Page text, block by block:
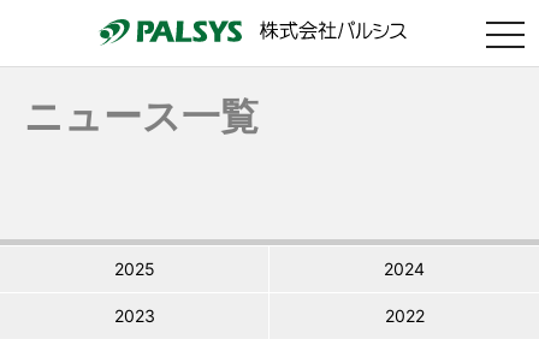
ニュース一覧
2025 2024
2023 2022